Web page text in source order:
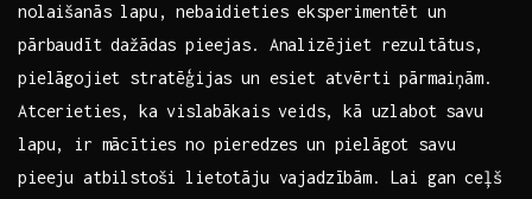
nolaišanās lapu, nebaidieties eksperimentēt un
pārbaudīt dažādas pieejas. Analizējiet rezultātus,
pielāgojiet stratēģijas un ⁤esiet atvērti pārmaiņām.
Atcerieties, ⁤ka ⁢vislabākais veids, kā uzlabot savu
lapu, ir mācīties no pieredzes un pielāgot savu
pieeju atbilstoši lietotāju vajadzībām. Lai gan ceļš